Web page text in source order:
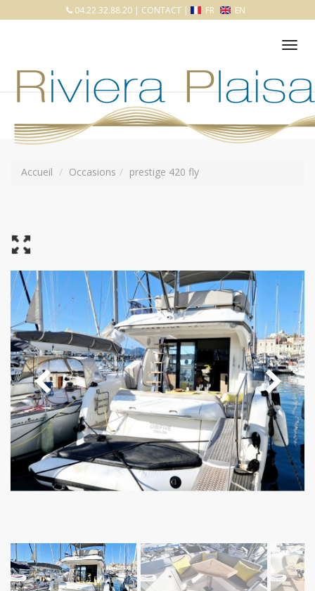
04.22.32.88.20 | CONTACT | FR EN
Accueil Occasions prestige 420 fly